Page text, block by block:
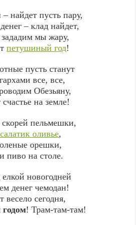
найдет пусть пару,
– клад найдет,
мы жару,
петушиный год!
пусть станут
все, все,
Обезьяну,
счастье на земле!
пельмешки,
оливье,
орешки,
пиво на столе.
новогодней
денег чемодан!
весело сегодня,
! Трам-там-там!